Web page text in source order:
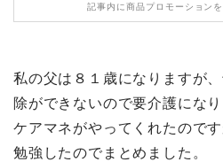
記事内に商品プロモーション
私の父は８１歳になりますが
除ができないので要介護にな
ケアマネがやってくれたので
勉強したのでまとめました。